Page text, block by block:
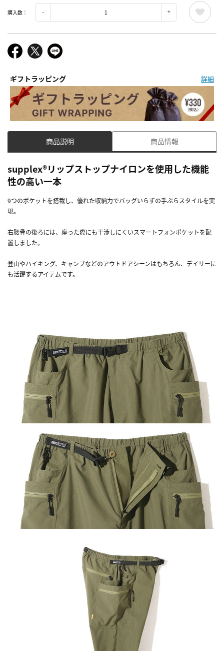
購入数：
ギフトラッピング 詳細
商品説明 商品情報
supplex®リップストップナイロンを使用した機能
性の高い一本
9つのポケットを搭載し、優れた収納力でバッグいらずの手ぶらスタイルを実
現。
右腰骨の後ろには、座った際にも干渉しにくいスマートフォンポケットを配
置しました。
登山やハイキング、キャンプなどのアウトドアシーンはもちろん、デイリーに
も活躍するアイテムです。